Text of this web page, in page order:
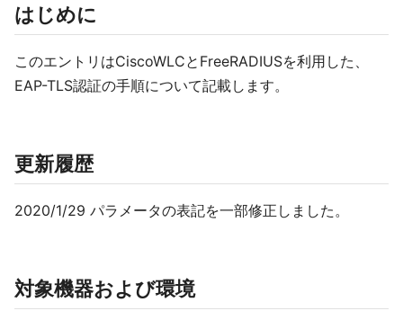
はじめに
このエントリはCiscoWLCとFreeRADIUSを利用した、
EAP-TLS認証の手順について記載します。
更新履歴
2020/1/29 パラメータの表記を一部修正しました。
対象機器および環境